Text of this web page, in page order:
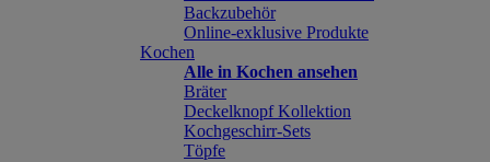
Backzubehör
Online-exklusive Produkte
Kochen
Alle in Kochen ansehen
Bräter
Deckelknopf Kollektion
Kochgeschirr-Sets
Töpfe